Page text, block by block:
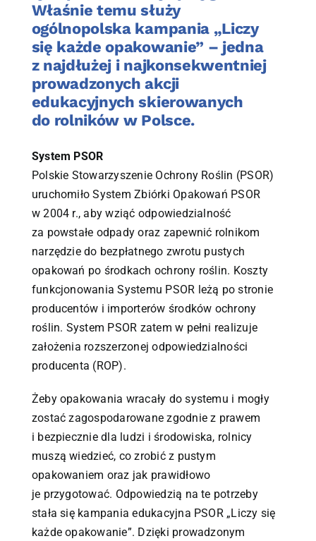
Właśnie temu służy
ogólnopolska kampania „Liczy
się każde opakowanie” – jedna
z najdłużej i najkonsekwentniej
prowadzonych akcji
edukacyjnych skierowanych
do rolników w Polsce.
System PSOR
Polskie Stowarzyszenie Ochrony Roślin (PSOR)
uruchomiło System Zbiórki Opakowań PSOR
w 2004 r., aby wziąć odpowiedzialność
za powstałe odpady oraz zapewnić rolnikom
narzędzie do bezpłatnego zwrotu pustych
opakowań po środkach ochrony roślin. Koszty
funkcjonowania Systemu PSOR leżą po stronie
producentów i importerów środków ochrony
roślin. System PSOR zatem w pełni realizuje
założenia rozszerzonej odpowiedzialności
producenta (ROP).
Żeby opakowania wracały do systemu i mogły
zostać zagospodarowane zgodnie z prawem
i bezpiecznie dla ludzi i środowiska, rolnicy
muszą wiedzieć, co zrobić z pustym
opakowaniem oraz jak prawidłowo
je przygotować. Odpowiedzią na te potrzeby
stała się kampania edukacyjna PSOR „Liczy się
każde opakowanie”. Dzięki prowadzonym